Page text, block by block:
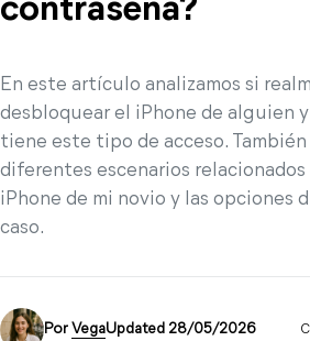
contraseña?
En este artículo analizamos si
desbloquear el iPhone de alguien
tiene este tipo de acceso.
diferentes escenarios
iPhone de mi novio y las opciones
caso.
Por VegaUpdated 28/05/2026